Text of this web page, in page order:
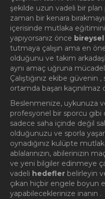
şekilde uzun vadeli bir
zaman bir kenara
içerisinde mutlaka
yapıyorsanız önce bireysel
tutmaya çalışın ama en
olduğunu ve takım
aynı amaç uğruna
Çalıştığınız ekibe
ortamda başarı kaçınılmaz
Beslenmenize, uykunuza
profesyonel bir sporcu
sadece saha içinde değil
olduğunuzu ve sporla
oynadığınız kulüpte
ablalarınızın, abilerinizin
ve yeni bilgiler edinmeye
vadeli hedefler belirleyin
çıkan hiçbir engele boyun
yapabileceklerinize inanın .